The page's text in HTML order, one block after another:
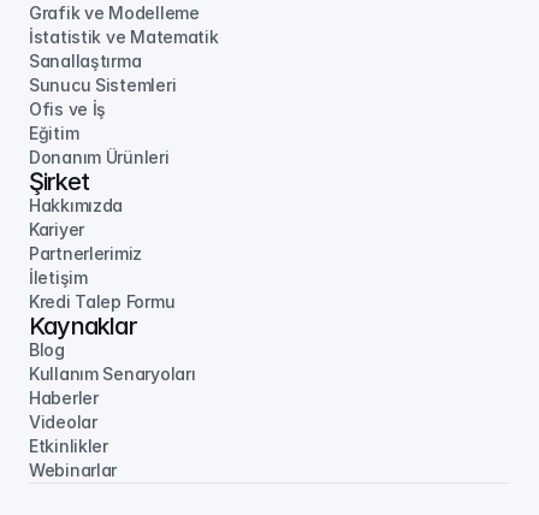
Grafik ve Modelleme
İstatistik ve Matematik
Sanallaştırma
Sunucu Sistemleri
Ofis ve İş
Eğitim
Donanım Ürünleri
Şirket
Hakkımızda
Kariyer
Partnerlerimiz
İletişim
Kredi Talep Formu
Kaynaklar
Blog
Kullanım Senaryoları
Haberler
Videolar
Etkinlikler
Webinarlar